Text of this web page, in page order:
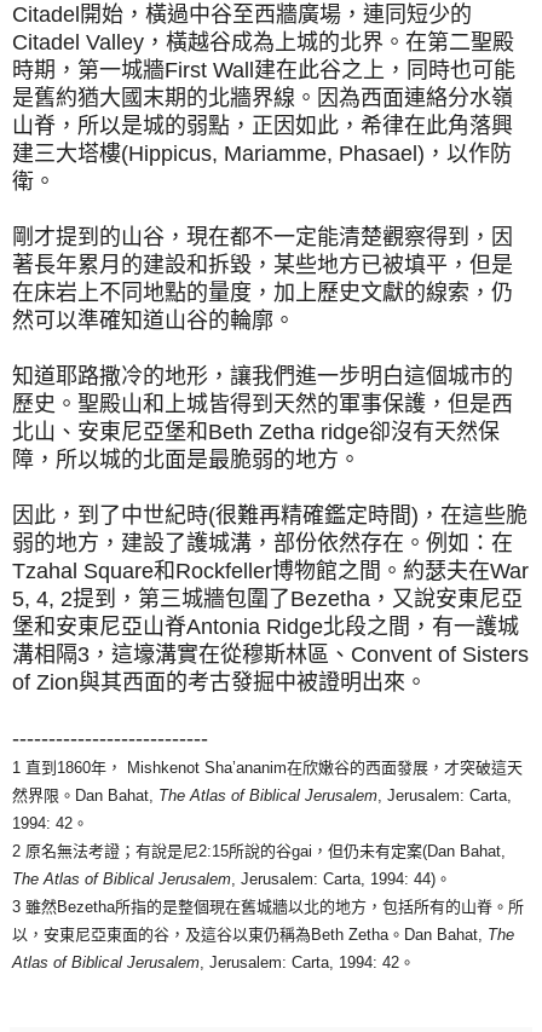
Citadel開始，橫過中谷至西牆廣場，連同短少的
Citadel Valley，橫越谷成為上城的北界。在第二聖殿
時期，第一城牆First Wall建在此谷之上，同時也可能
是舊約猶大國末期的北牆界線。因為西面連絡分水嶺
山脊，所以是城的弱點，正因如此，希律在此角落興
建三大塔樓(Hippicus, Mariamme, Phasael)，以作防
衛。
剛才提到的山谷，現在都不一定能清楚觀察得到，因
著長年累月的建設和拆毀，某些地方已被填平，但是
在床岩上不同地點的量度，加上歷史文獻的線索，仍
然可以準確知道山谷的輪廓。
知道耶路撒冷的地形，讓我們進一步明白這個城市的
歷史。聖殿山和上城皆得到天然的軍事保護，但是西
北山、安東尼亞堡和Beth Zetha ridge卻沒有天然保
障，所以城的北面是最脆弱的地方。
因此，到了中世紀時(很難再精確鑑定時間)，在這些脆
弱的地方，建設了護城溝，部份依然存在。例如：在
Tzahal Square和Rockfeller博物館之間。約瑟夫在War
5, 4, 2提到，第三城牆包圍了Bezetha，又說安東尼亞
堡和安東尼亞山脊Antonia Ridge北段之間，有一護城
溝相隔3，這壕溝實在從穆斯林區、Convent of Sisters
of Zion與其西面的考古發掘中被證明出來。
---------------------------
1 直到1860年， Mishkenot Sha’ananim在欣嫩谷的西面發展，才突破這天
然界限。Dan Bahat, The Atlas of Biblical Jerusalem , Jerusalem: Carta,
1994: 42。
2 原名無法考證；有說是尼2:15所說的谷gai，但仍未有定案(Dan Bahat,
The Atlas of Biblical Jerusalem , Jerusalem: Carta, 1994: 44)。
3 雖然Bezetha所指的是整個現在舊城牆以北的地方，包括所有的山脊。所
以，安東尼亞東面的谷，及這谷以東仍稱為Beth Zetha。Dan Bahat, The
Atlas of Biblical Jerusalem , Jerusalem: Carta, 1994: 42。